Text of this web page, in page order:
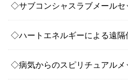
◇サブコンシャスラブメールセ
◇ハートエネルギーによる遠隔
◇病気からのスピリチュアルメ